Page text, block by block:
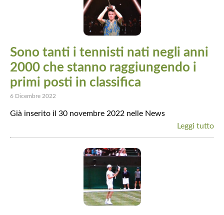
Sono tanti i tennisti nati negli anni
2000 che stanno raggiungendo i
primi posti in classifica
6 Dicembre 2022
Già inserito il 30 novembre 2022 nelle News
Leggi tutto